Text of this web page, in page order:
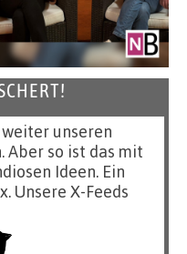
unseren
so ist das mit
Ideen. Ein
Unsere X-Feeds